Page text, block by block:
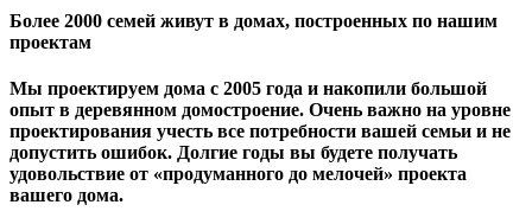
Более 2000 семей живут в домах, построенных по нашим
проектам
Мы проектируем дома с 2005 года и накопили большой
опыт в деревянном домостроение. Очень важно на уровне
проектирования учесть все потребности вашей семьи и не
допустить ошибок. Долгие годы вы будете получать
удовольствие от «продуманного до мелочей» проекта
вашего дома.